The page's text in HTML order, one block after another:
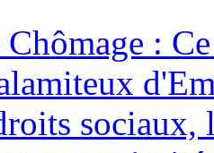
Chômage :
sociaux,